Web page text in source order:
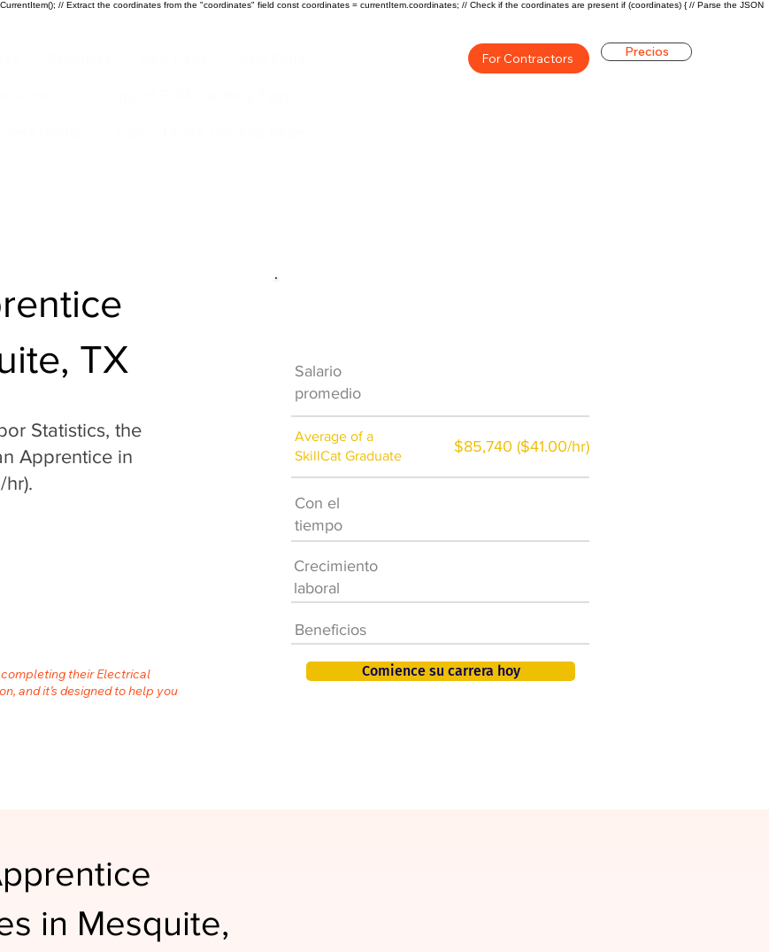
// Extract the coordinates from the "coordinates" field const coordinates = currentItem.coordinates; // Check if the coordinates are present if (coordinates) { // Parse the JSON
For Contractors Precios
TX
Statistics, the
Apprentice in
hr).
their Electrical
and it’s designed to help you
Salario
promedio
Average of a
SkillCat Graduate
$85,740 ($41.00/hr)
Con el
tiempo
Crecimiento
laboral
Beneficios
Comience su carrera hoy
in Mesquite,